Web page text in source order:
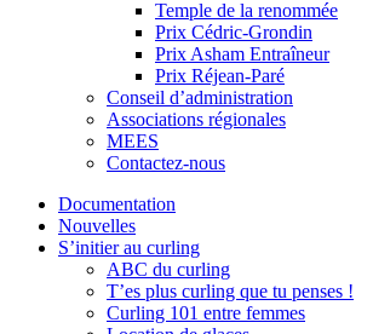
Temple de la renommée
Prix Cédric-Grondin
Prix Asham Entraîneur
Prix Réjean-Paré
Conseil d’administration
Associations régionales
MEES
Contactez-nous
Documentation
Nouvelles
S’initier au curling
ABC du curling
T’es plus curling que tu penses !
Curling 101 entre femmes